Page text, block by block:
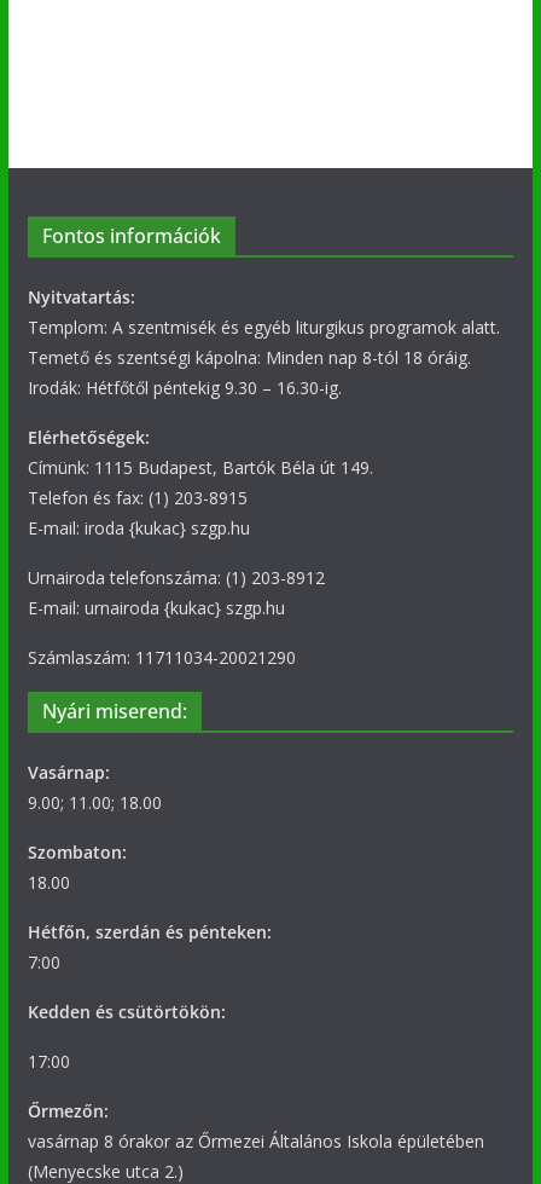
Fontos információk
Nyitvatartás:
Templom: A szentmisék és egyéb liturgikus programok alatt.
Temető és szentségi kápolna: Minden nap 8-tól 18 óráig.
Irodák: Hétfőtől péntekig 9.30 – 16.30-ig.
Elérhetőségek:
Címünk: 1115 Budapest, Bartók Béla út 149.
Telefon és fax: (1) 203-8915
E-mail: iroda {kukac} szgp.hu
Urnairoda telefonszáma: (1) 203-8912
E-mail: urnairoda {kukac} szgp.hu
Számlaszám: 11711034-20021290
Nyári miserend:
Vasárnap:
9.00; 11.00; 18.00
Szombaton:
18.00
Hétfőn, szerdán és pénteken:
7:00
Kedden és csütörtökön:
17:00
Őrmezőn:
vasárnap 8 órakor az Őrmezei Általános Iskola épületében
(Menyecske utca 2.)